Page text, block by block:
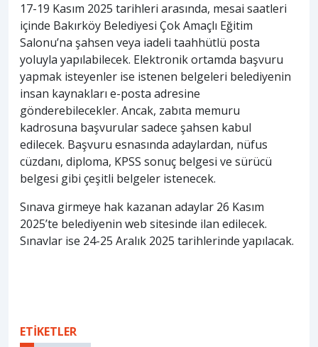
17-19 Kasım 2025 tarihleri arasında, mesai saatleri
içinde Bakırköy Belediyesi Çok Amaçlı Eğitim
Salonu’na şahsen veya iadeli taahhütlü posta
yoluyla yapılabilecek. Elektronik ortamda başvuru
yapmak isteyenler ise istenen belgeleri belediyenin
insan kaynakları e-posta adresine
gönderebilecekler. Ancak, zabıta memuru
kadrosuna başvurular sadece şahsen kabul
edilecek. Başvuru esnasında adaylardan, nüfus
cüzdanı, diploma, KPSS sonuç belgesi ve sürücü
belgesi gibi çeşitli belgeler istenecek.
Sınava girmeye hak kazanan adaylar 26 Kasım
2025’te belediyenin web sitesinde ilan edilecek.
Sınavlar ise 24-25 Aralık 2025 tarihlerinde yapılacak.
ETİKETLER